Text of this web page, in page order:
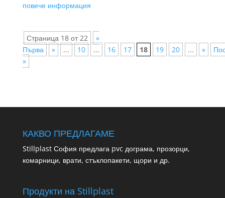
повече информация
Страница 18 от 22
«
Първа
» ... 10 ... 16 17 18 19 20 ... »
»
КАКВО ПРЕДЛАГАМЕ
Stillplast София предлага pvc дограма, прозорци,
комарници, врати, стъклопакети, щори и др.
Продукти на Stillplast